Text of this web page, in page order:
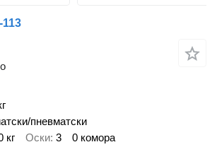
113
пневматски
кг Оски 3 0 комора